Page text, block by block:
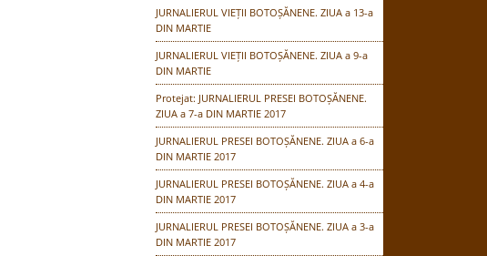
JURNALIERUL VIEȚII BOTOȘĂNENE. ZIUA a 13-a
DIN MARTIE
JURNALIERUL VIEȚII BOTOȘĂNENE. ZIUA a 9-a
DIN MARTIE
Protejat: JURNALIERUL PRESEI BOTOȘĂNENE.
ZIUA a 7-a DIN MARTIE 2017
JURNALIERUL PRESEI BOTOȘĂNENE. ZIUA a 6-a
DIN MARTIE 2017
JURNALIERUL PRESEI BOTOȘĂNENE. ZIUA a 4-a
DIN MARTIE 2017
JURNALIERUL PRESEI BOTOȘĂNENE. ZIUA a 3-a
DIN MARTIE 2017